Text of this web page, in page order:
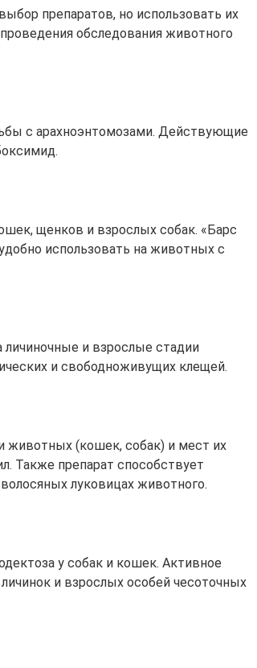
препаратов, но использовать их
обследования животного
с арахноэнтомозами. Действующие
щенков и взрослых собак. «Барс
использовать на животных с
и взрослые стадии
и свободноживущих клещей.
животных (кошек, собак) и мест их
Также препарат способствует
луковицах животного.
у собак и кошек. Активное
и взрослых особей чесоточных